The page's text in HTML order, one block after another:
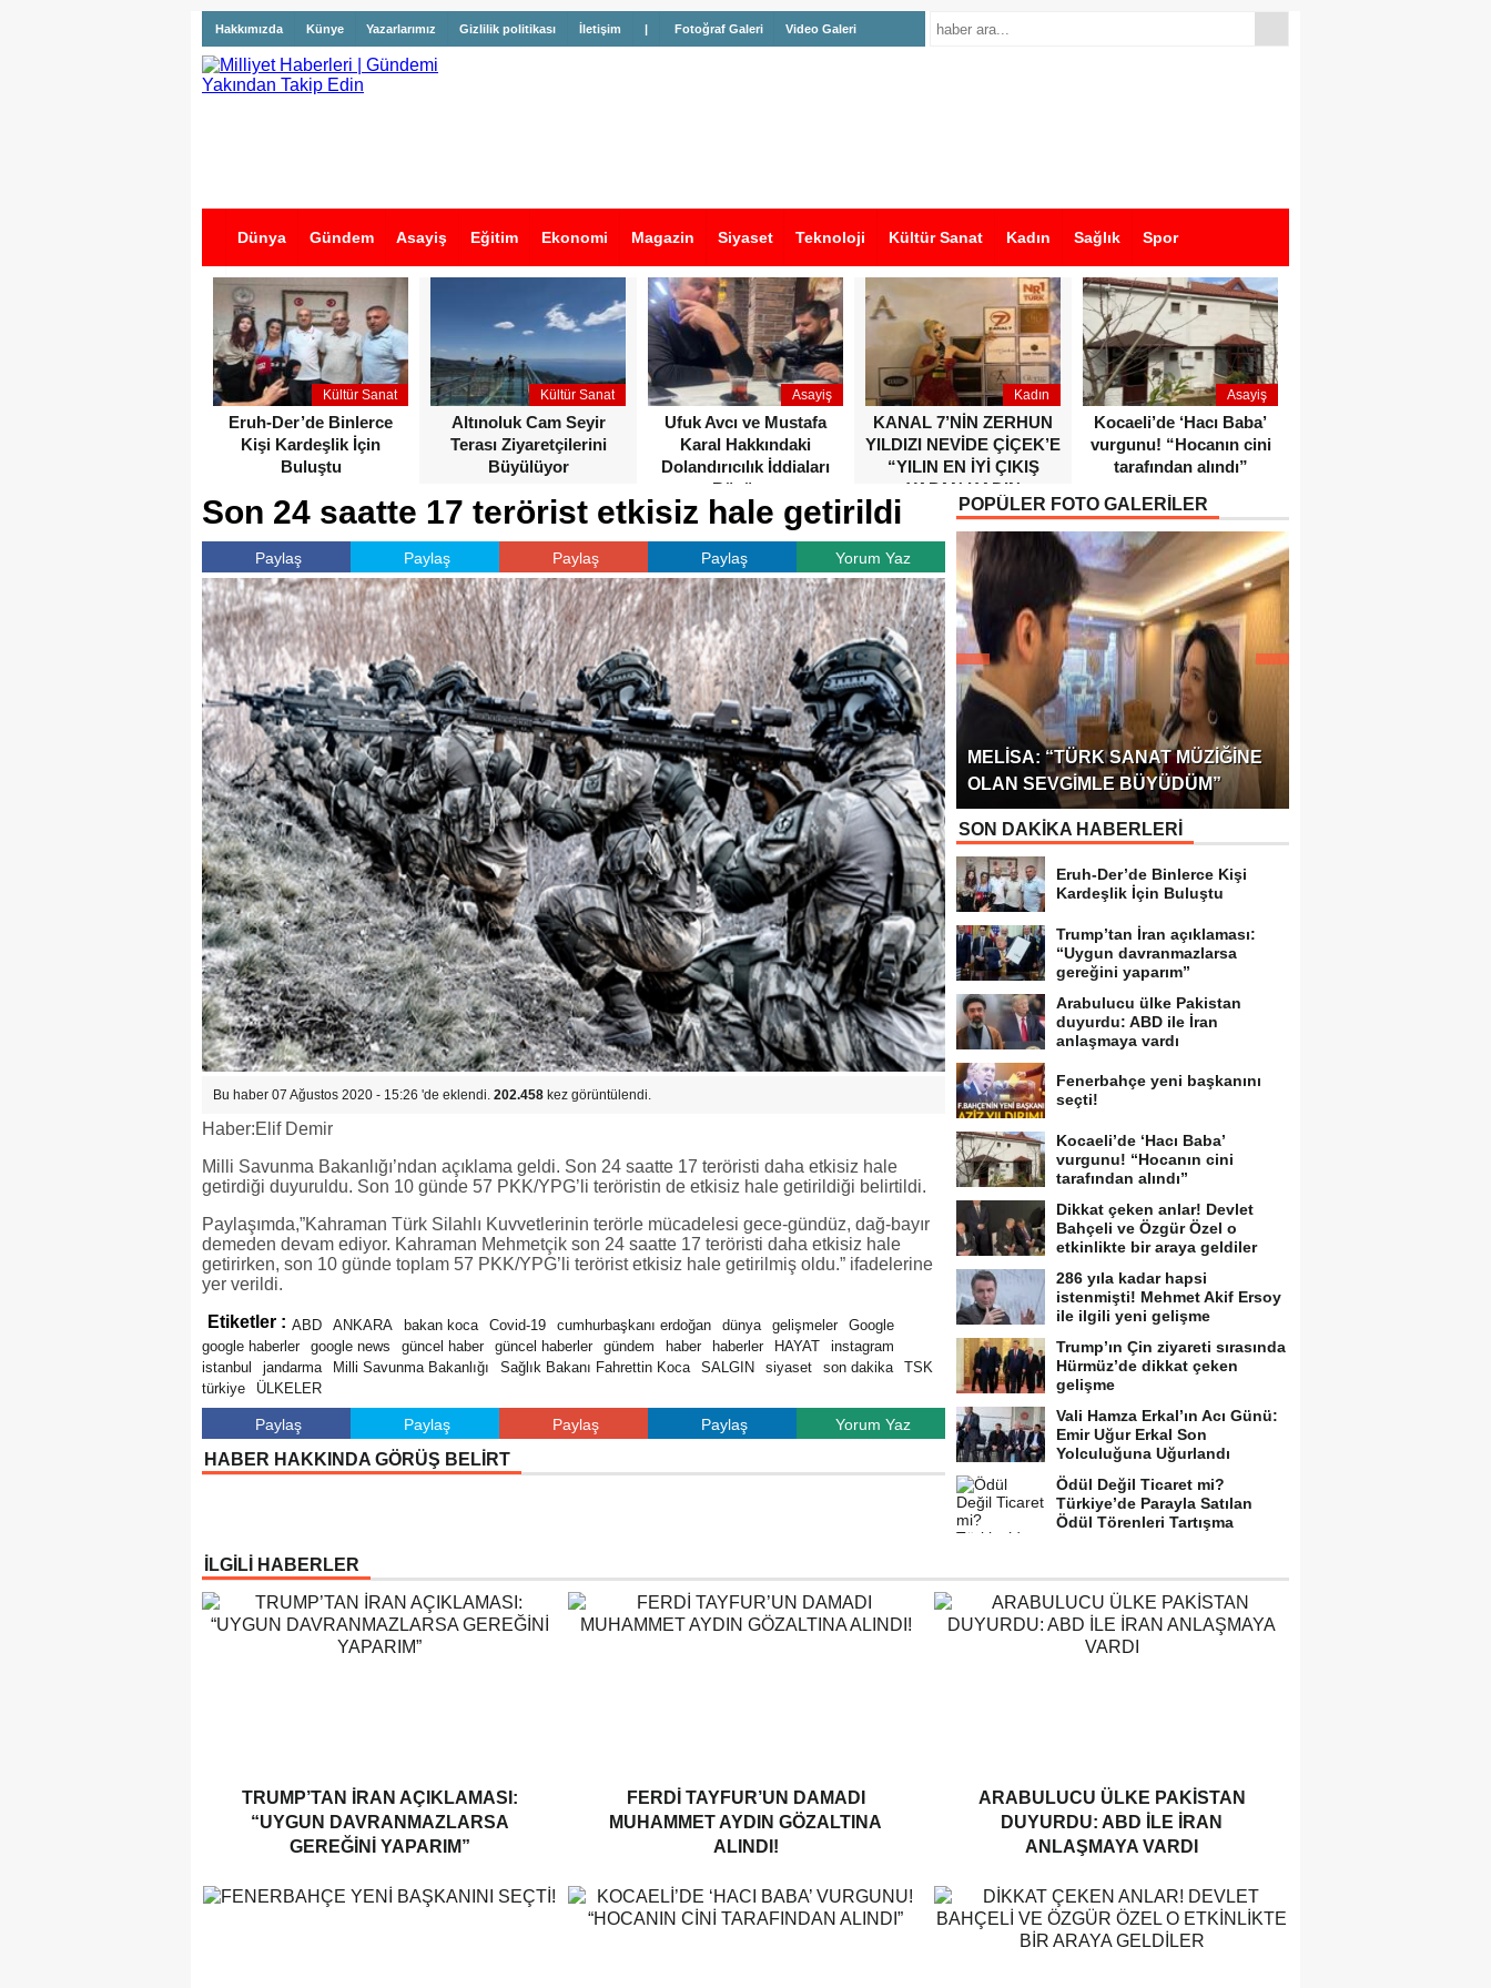
Hakkımızda Künye Yazarlarımız Gizlilik politikası İletişim | Fotoğraf Galeri Video Galeri
Dünya Gündem Asayiş Eğitim Ekonomi Magazin Siyaset Teknoloji Kültür Sanat Kadın Sağlık Spor
İş İlanları
Kültür Sanat
Eruh-Der’de Binlerce
Kişi Kardeşlik İçin
Buluştu
Kültür Sanat
Altınoluk Cam Seyir
Terası Ziyaretçilerini
Büyülüyor
Asayiş
Ufuk Avcı ve Mustafa
Karal Hakkındaki
Dolandırıcılık İddiaları
Büyüyor
Kadın
KANAL 7’NİN ZERHUN
YILDIZI NEVİDE ÇİÇEK’E
“YILIN EN İYİ ÇIKIŞ
YAPAN KADIN
OYUNCUSU” ÖDÜLÜ!
Asayiş
Kocaeli’de ‘Hacı Baba’
vurgunu! “Hocanın cini
tarafından alındı”
Son 24 saatte 17 terörist etkisiz hale getirildi
Paylaş Paylaş Paylaş Paylaş Yorum Yaz
Bu haber 07 Ağustos 2020 - 15:26 'de eklendi. 202.458 kez görüntülendi.
Haber:Elif Demir
Milli Savunma Bakanlığı’ndan açıklama geldi. Son 24 saatte 17 teröristi daha etkisiz hale
getirdiği duyuruldu. Son 10 günde 57 PKK/YPG’li teröristin de etkisiz hale getirildiği belirtildi.
Paylaşımda,”Kahraman Türk Silahlı Kuvvetlerinin terörle mücadelesi gece-gündüz, dağ-bayır
demeden devam ediyor. Kahraman Mehmetçik son 24 saatte 17 teröristi daha etkisiz hale
getirirken, son 10 günde toplam 57 PKK/YPG’li terörist etkisiz hale getirilmiş oldu.” ifadelerine
yer verildi.
Etiketler : ABD ANKARA bakan koca Covid-19 cumhurbaşkanı erdoğan dünya gelişmeler
Google
google haberler
google news güncel haber güncel haberler gündem haber haberler HAYAT
instagram
istanbul
jandarma Milli Savunma Bakanlığı Sağlık Bakanı Fahrettin Koca SALGIN siyaset son dakika
TSK
türkiye
ÜLKELER
Paylaş Paylaş Paylaş Paylaş Yorum Yaz
HABER HAKKINDA GÖRÜŞ BELİRT
POPÜLER FOTO GALERİLER
MELISA: “TÜRK SANAT MÜZIĞINE
OLAN SEVGIMLE BÜYÜDÜM”
SON DAKİKA HABERLERİ
Eruh-Der’de Binlerce Kişi
Kardeşlik İçin Buluştu
Trump’tan İran açıklaması:
“Uygun davranmazlarsa
gereğini yaparım”
Arabulucu ülke Pakistan
duyurdu: ABD ile İran
anlaşmaya vardı
Fenerbahçe yeni başkanını
seçti!
Kocaeli’de ‘Hacı Baba’
vurgunu! “Hocanın cini
tarafından alındı”
Dikkat çeken anlar! Devlet
Bahçeli ve Özgür Özel o
etkinlikte bir araya geldiler
286 yıla kadar hapsi
istenmişti! Mehmet Akif Ersoy
ile ilgili yeni gelişme
Trump’ın Çin ziyareti sırasında
Hürmüz’de dikkat çeken
gelişme
Vali Hamza Erkal’ın Acı Günü:
Emir Uğur Erkal Son
Yolculuğuna Uğurlandı
Ödül Değil Ticaret mi?
Türkiye’de Parayla Satılan
Ödül Törenleri Tartışma
İLGİLİ HABERLER
TRUMP’TAN İRAN AÇIKLAMASI:
“UYGUN DAVRANMAZLARSA
GEREĞINI YAPARIM”
FERDI TAYFUR’UN DAMADI
MUHAMMET AYDIN GÖZALTINA
ALINDI!
ARABULUCU ÜLKE PAKISTAN
DUYURDU: ABD ILE İRAN
ANLAŞMAYA VARDI